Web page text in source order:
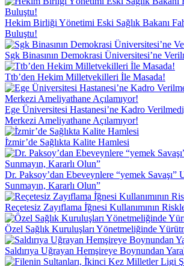
Hekim Birliği Yönetimi Eski Sağlık Bakanı
Buluştu!
Sgk Binasının Demokrasi Üniversitesi’ne
Ttb’den Hekim Milletvekilleri İle Masada!
Ege Üniversitesi Hastanesi’ne Kadro
Merkezi Ameliyathane Açılamıyor!
İ̇zmir’de Sağlıkta Kalite Hamlesi
Dr. Paksoy’dan Ebeveynlere “yemek Savaşı”
Sunmayın, Kararlı Olun”
Reçetesiz Zayıflama İ̇ğnesi Kullanımının
Özel Sağlık Kuruluşları Yönetmeliğinde
Saldırıya Uğrayan Hemşireye Boynundan